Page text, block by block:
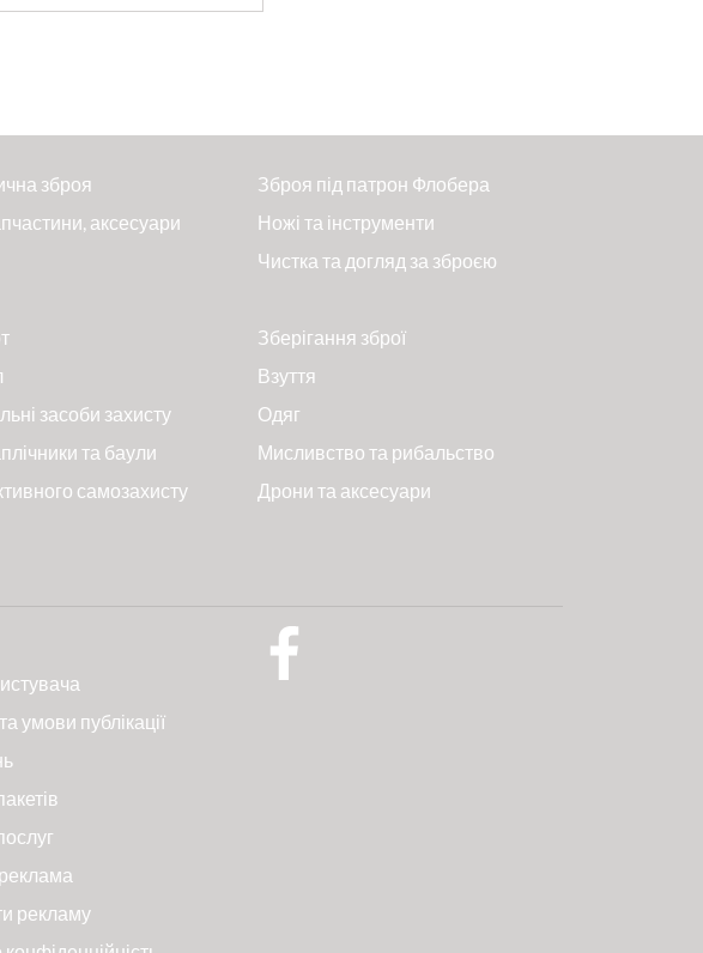
зброя
Зброя під патрон Флобера
аксесуари
Ножі та інструменти
Чистка та догляд за зброєю
Зберігання зброї
Взуття
засоби захисту
Одяг
та баули
Мисливство та рибальство
самозахисту Дрони та аксесуари
умови публікації
рекламу